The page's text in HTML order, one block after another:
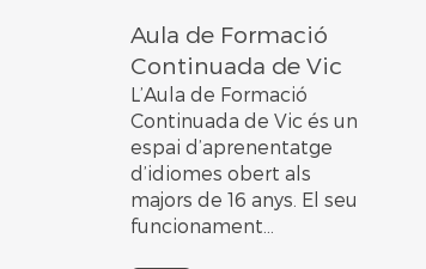
Aula de Formació
Continuada de Vic
L’Aula de Formació
Continuada de Vic és un
espai d’aprenentatge
d’idiomes obert als
majors de 16 anys. El seu
funcionament...